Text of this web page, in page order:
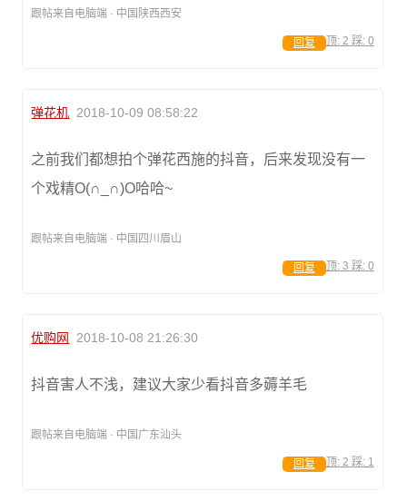
跟帖来自电脑端 · 中国陕西西安
顶: 2 踩: 0
回复
弹花机 2018-10-09 08:58:22
之前我们都想拍个弹花西施的抖音，后来发现没有一
个戏精O(∩_∩)O哈哈~
跟帖来自电脑端 · 中国四川眉山
顶: 3 踩: 0
回复
优购网 2018-10-08 21:26:30
抖音害人不浅，建议大家少看抖音多薅羊毛
跟帖来自电脑端 · 中国广东汕头
顶: 2 踩: 1
回复